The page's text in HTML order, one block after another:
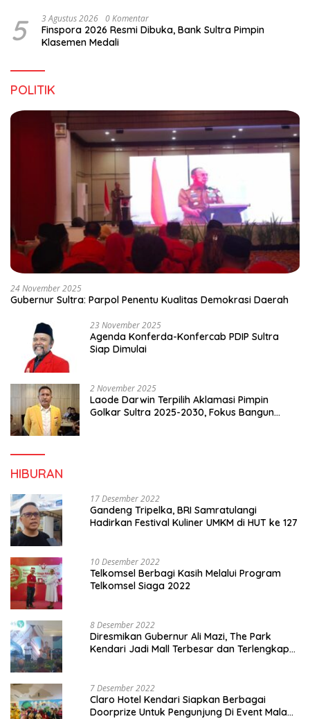
5 3 Agustus 2026 0 Komentar
Finspora 2026 Resmi Dibuka, Bank Sultra Pimpin
Klasemen Medali
POLITIK
24 November 2025
Gubernur Sultra: Parpol Penentu Kualitas Demokrasi Daerah
23 November 2025
Agenda Konferda-Konfercab PDIP Sultra
Siap Dimulai
2 November 2025
Laode Darwin Terpilih Aklamasi Pimpin
Golkar Sultra 2025-2030, Fokus Bangun
HIBURAN
17 Desember 2022
Gandeng Tripelka, BRI Samratulangi
Hadirkan Festival Kuliner UMKM di HUT ke 127
10 Desember 2022
Telkomsel Berbagi Kasih Melalui Program
Telkomsel Siaga 2022
8 Desember 2022
Diresmikan Gubernur Ali Mazi, The Park
Kendari Jadi Mall Terbesar dan Terlengkap
7 Desember 2022
Claro Hotel Kendari Siapkan Berbagai
Doorprize Untuk Pengunjung Di Event Malam